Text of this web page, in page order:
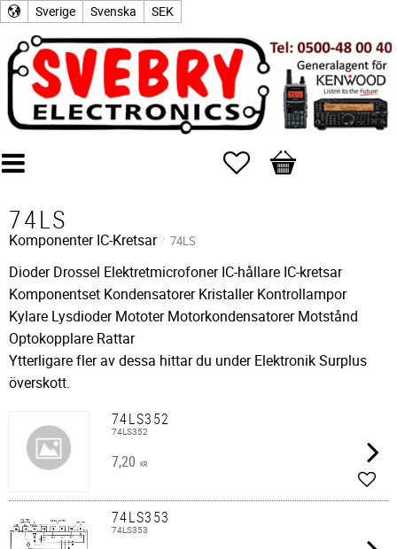
Sverige Svenska SEK
Favoriter
Kundvagn
74LS
Komponenter IC-Kretsar 74LS
Dioder Drossel Elektretmicrofoner IC-hållare IC-kretsar
Komponentset Kondensatorer Kristaller Kontrollampor
Kylare Lysdioder Mototer Motorkondensatorer Motstånd
Optokopplare Rattar
Ytterligare fler av dessa hittar du under Elektronik Surplus
överskott.
74LS352
74LS352
7,20 KR
74LS353
74LS353